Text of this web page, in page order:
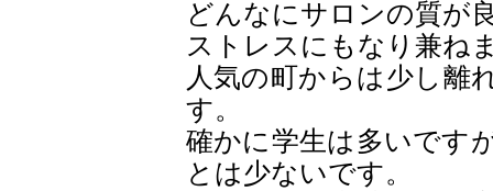
どんなにサロンの質が
ストレスにもなり兼ね
人気の町からは少し離
す。
確かに学生は多いです
とは少ないです。